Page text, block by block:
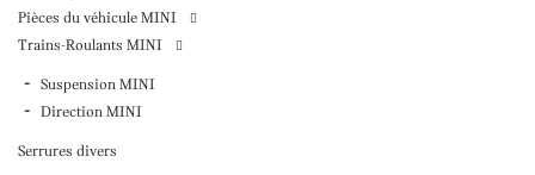
Pièces du véhicule MINI
Trains-Roulants MINI
Suspension MINI
Direction MINI
Serrures divers